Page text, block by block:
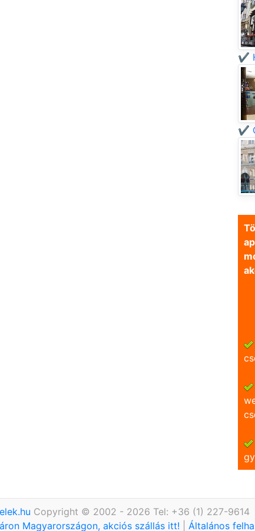
✔️
✔️
Copyright © 2002 - 2026 Tel: +36 (1) 227-9614
Magyarországon, akciós szállás itt!
Általános